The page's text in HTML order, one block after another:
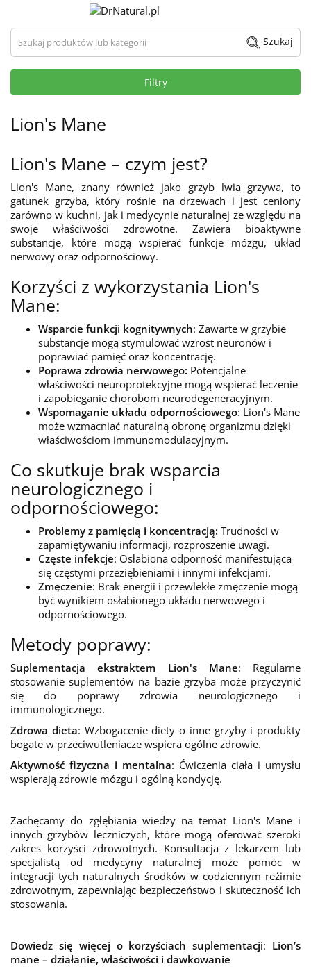
Szukaj produktów lub kategorii Szukaj
Filtry
Lion's Mane
Lion's Mane – czym jest?
Lion's Mane, znany również jako grzyb lwia grzywa, to
gatunek grzyba, który rośnie na drzewach i jest ceniony
zarówno w kuchni, jak i medycynie naturalnej ze względu na
swoje właściwości zdrowotne. Zawiera bioaktywne
substancje, które mogą wspierać funkcje mózgu, układ
nerwowy oraz odpornościowy.
Korzyści z wykorzystania Lion's
Mane:
Wsparcie funkcji kognitywnych: Zawarte w grzybie
substancje mogą stymulować wzrost neuronów i
poprawiać pamięć oraz koncentrację.
Poprawa zdrowia nerwowego: Potencjalne
właściwości neuroprotekcyjne mogą wspierać leczenie
i zapobieganie chorobom neurodegeneracyjnym.
Wspomaganie układu odpornościowego: Lion's Mane
może wzmacniać naturalną obronę organizmu dzięki
właściwościom immunomodulacyjnym.
Co skutkuje brak wsparcia
neurologicznego i
odpornościowego:
Problemy z pamięcią i koncentracją: Trudności w
zapamiętywaniu informacji, rozproszenie uwagi.
Częste infekcje: Osłabiona odporność manifestująca
się częstymi przeziębieniami i innymi infekcjami.
Zmęczenie: Brak energii i przewlekłe zmęczenie mogą
być wynikiem osłabionego układu nerwowego i
odpornościowego.
Metody poprawy:
Suplementacja ekstraktem Lion's Mane: Regularne
stosowanie suplementów na bazie grzyba może przyczynić
się do poprawy zdrowia neurologicznego i
immunologicznego.
Zdrowa dieta: Wzbogacenie diety o inne grzyby i produkty
bogate w przeciwutleniacze wspiera ogólne zdrowie.
Aktywność fizyczna i mentalna: Ćwiczenia ciała i umysłu
wspierają zdrowie mózgu i ogólną kondycję.
Zachęcamy do zgłębiania wiedzy na temat Lion's Mane i
innych grzybów leczniczych, które mogą oferować szeroki
zakres korzyści zdrowotnych. Konsultacja z lekarzem lub
specjalistą od medycyny naturalnej może pomóc w
integracji tych naturalnych środków w codziennym reżimie
zdrowotnym, zapewniając bezpieczeństwo i skuteczność ich
stosowania.
Dowiedz się więcej o korzyściach suplementacji: Lion’s
mane – działanie, właściwości i dawkowanie